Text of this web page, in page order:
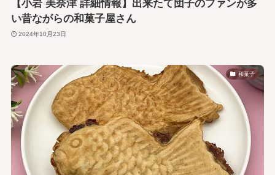
【小岩 美奈津 詳細情報】出来たて団子のファンが多
い昔ながらの和菓子屋さん
2024年10月23日
和菓子